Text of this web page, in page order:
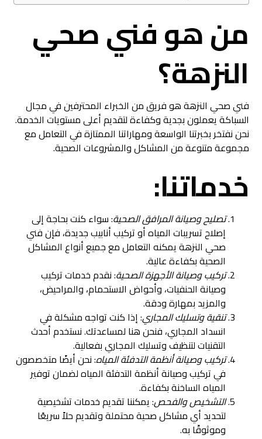
من هو فني صحي
النزهة؟
فني صحي النزهة هو فريق من الخبراء المحترفين في مجال
السباكة يعملون بجدية وكفاءة لتقديم أعلى مستويات الخدمة.
نحن نفتخر بخبرتنا الواسعة ومهاراتنا الممتازة في التعامل مع
مجموعة متنوعة من المشاكل والمشروعات الصحية.
خدماتنا:
تصليح وصيانة المرافق الصحية: سواء كنت بحاجة إلى
إصلاح تسريبات المياه أو تركيب أنابيب جديدة، فإن فني
صحي النزهة يمكنه التعامل مع جميع أنواع المشاكل
الصحية بكفاءة عالية.
تركيب وصيانة الأجهزة الصحية: نقدم خدمات تركيب
وصيانة الحنفيات، وأحواض الاستحمام، والمراحيض،
والمزيد بمهارة ودقة.
تنقية وتسليك المجاري: إذا كنت تواجه مشكلة في
انسداد المجاري، فنحن هنا لمساعدتك. نستخدم أحدث
التقنيات لتنظيف وتسليك المجاري بفعالية.
تركيب وصيانة أنظمة التدفئة المياه: نحن أيضًا متخصصون
في تركيب وصيانة أنظمة التدفئة المياه لضمان توفير
المياه الساخنة بكفاءة.
التشخيص والفحص: يمكننا تقديم خدمات تشخيصية
لتحديد أي مشاكل صحية محتملة وتقديم حلاً سريعًا
وموثوقًا به.